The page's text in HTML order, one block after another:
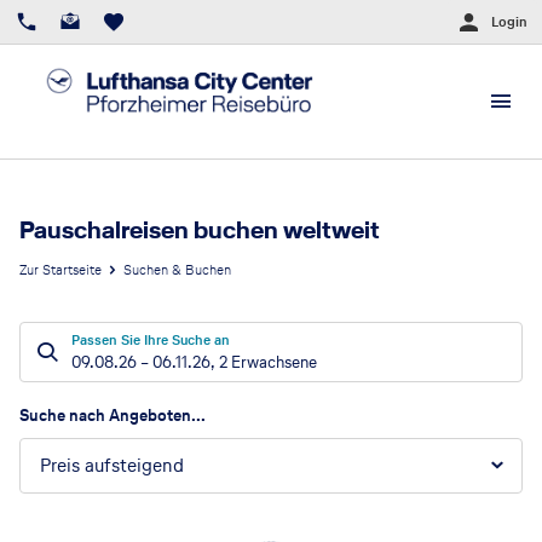
Login
Pauschalreisen buchen weltweit
Zur Startseite Suchen & Buchen
Passen Sie Ihre Suche an
09.08.26 –06.11.26, 2 Erwachsene
Suche nach Angeboten...
Preis aufsteigend